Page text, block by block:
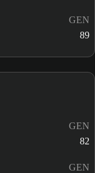
GEN
89
GEN
82
GEN